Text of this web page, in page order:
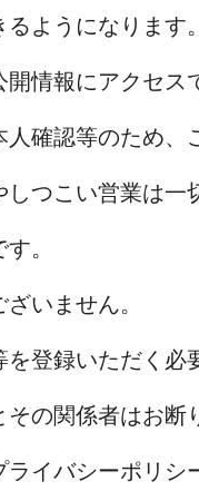
ようになります。
情報にアクセス
確認等のため、
つこい営業は一
。
いません。
登録いただく必
の関係者はお断
イバシーポリシ